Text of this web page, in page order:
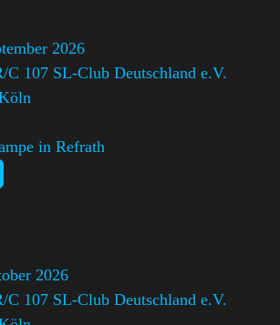
2026
C 107 SL-Club Deutschland e.V.
in Refrath
2026
C 107 SL-Club Deutschland e.V.